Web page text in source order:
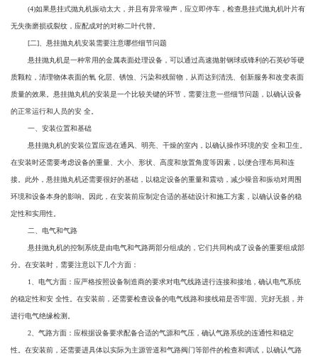
(4)如果悬挂式抛丸机振动太大，并且有异常噪声，应立即停车，检查悬挂式抛丸机叶片有
无失衡磨损或裂纹，应配成对的对称二叶代替。
[二]、悬挂抛丸机安装需要注意哪些细节问题
悬挂抛丸机是一种常用的金属表面处理设备，可以通过高速抛射钢球或锋利的石英砂等硬
质颗粒，清理物体表面的氧 化层、锈蚀、污染和残留物，从而达到清洗、创新服务和改变表面
质量的效果。悬挂抛丸机的安装是一个比较关键的环节，需要注意一些细节问题，以确认设备
的正常运行和人员的安 全。
一、安装位置和基础
悬挂抛丸机的安装位置应选在通风、明亮、干燥的室内，以确认操作环境的安 全和卫生。
在安装时还需要考虑设备的重量、大小、形状、高度和放置角度等因素，以便合理布局和连
接。此外，悬挂抛丸机还需要很好的基础，以稳定设备的重量和震动，减少噪音和振动对周围
环境和设备本身的影响。因此，在安装前应制定合适的基础设计和施工方案，以确认设备的稳
定性和实用性。
二、电气和气路
悬挂抛丸机的控制系统是由电气和气路两部分组成的，它们共同构成了设备的重要组成部
分。在安装时，需要注意以下几个方面：
1、电气方面：应严格按照设备制造商的要求对电气线路进行连接和接地，确认电气系统
的稳定性和安 全性。在安装前，还需要检查设备的电气线路和接线箱是否牢固、完好无损，并
进行电气绝缘检测。
2、气路方面：应根据设备要求配备合适的气源和气压，确认气路系统的连通性和稳定
性。在安装前，还需要进具体以实际为主源管道和气路阀门等部件的检查和调试，以确认气路